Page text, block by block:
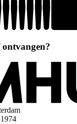
ontvangen?